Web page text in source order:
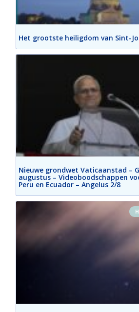
Het grootste heiligdom van Sint-
Nieuwe grondwet Vaticaanstad –
augustus – Videoboodschappen
Peru en Ecuador – Angelus 2/8